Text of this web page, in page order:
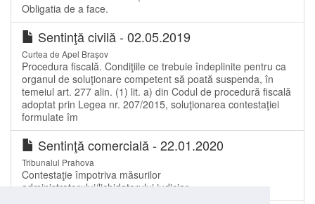
Obligatia de a face.
Sentinţă civilă - 02.05.2019
Curtea de Apel Brașov
Procedura fiscală. Condiţiile ce trebuie îndeplinite pentru ca
organul de soluţionare competent să poată suspenda, în
temeiul art. 277 alin. (1) lit. a) din Codul de procedură fiscală
adoptat prin Legea nr. 207/2015, soluţionarea contestaţiei
formulate îm
Sentinţă comercială - 22.01.2020
Tribunalul Prahova
Contestaţie împotriva măsurilor
administratorului/lichidatorului judiciar